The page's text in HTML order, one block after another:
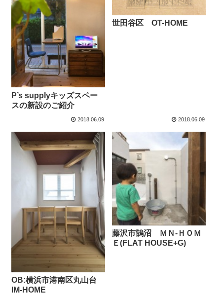
P’s supplyキッズスペー
スの新設のご紹介
2018.06.09
世田谷区 OT-HOME
2018.06.09
OB:横浜市港南区丸山台
IM-HOME
藤沢市鵠沼 ＭＮ-ＨＯＭ
Ｅ(FLAT HOUSE+G)